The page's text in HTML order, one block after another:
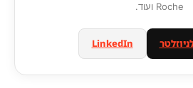
Roche ועוד.
LinkedIn